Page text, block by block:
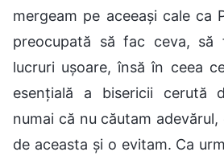
mergeam pe aceeași cale ca
preocupată să fac ceva, să
lucruri ușoare, însă în ceea
esențială a bisericii cerută
numai că nu căutam
de aceasta și o evitam. Ca